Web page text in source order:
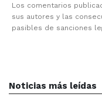
Los comentarios
sus autores y las
pasibles de sanciones
Noticias más leídas